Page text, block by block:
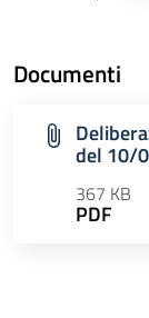
Documenti
del 10/
367 KB
PDF